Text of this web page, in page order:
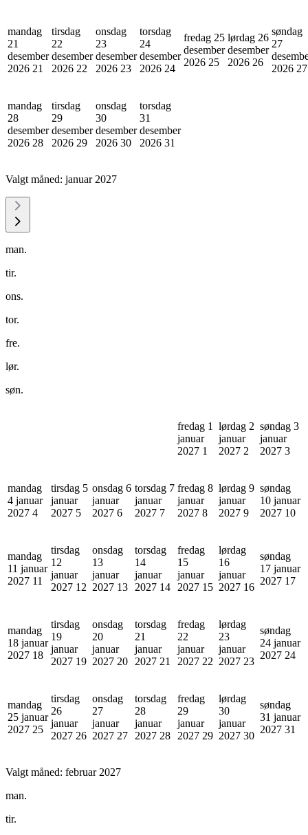
mandag
21
desember
2026 21
tirsdag
22
desember
2026 22
onsdag
23
desember
2026 23
torsdag
24
desember
2026 24
fredag 25
desember
2026 25
lørdag 26
desember
2026 26
søndag
27
2026 27
mandag
28
desember
2026 28
tirsdag
29
desember
2026 29
onsdag
30
desember
2026 30
torsdag
31
desember
2026 31
Valgt måned: januar 2027
man.
tir.
ons.
tor.
fre.
lør.
søn.
fredag 1
januar
2027 1
lørdag 2
januar
2027 2
søndag 3
januar
2027 3
mandag
4 januar
2027 4
tirsdag 5
januar
2027 5
onsdag 6
januar
2027 6
torsdag 7
januar
2027 7
fredag 8
januar
2027 8
lørdag 9
januar
2027 9
søndag
10 januar
2027 10
mandag
11 januar
2027 11
tirsdag
12
januar
2027 12
onsdag
13
januar
2027 13
torsdag
14
januar
2027 14
fredag
15
januar
2027 15
lørdag
16
januar
2027 16
søndag
17 januar
2027 17
mandag
18 januar
2027 18
tirsdag
19
januar
2027 19
onsdag
20
januar
2027 20
torsdag
21
januar
2027 21
fredag
22
januar
2027 22
lørdag
23
januar
2027 23
søndag
24 januar
2027 24
mandag
25 januar
2027 25
tirsdag
26
januar
2027 26
onsdag
27
januar
2027 27
torsdag
28
januar
2027 28
fredag
29
januar
2027 29
lørdag
30
januar
2027 30
søndag
31 januar
2027 31
Valgt måned: februar 2027
man.
tir.